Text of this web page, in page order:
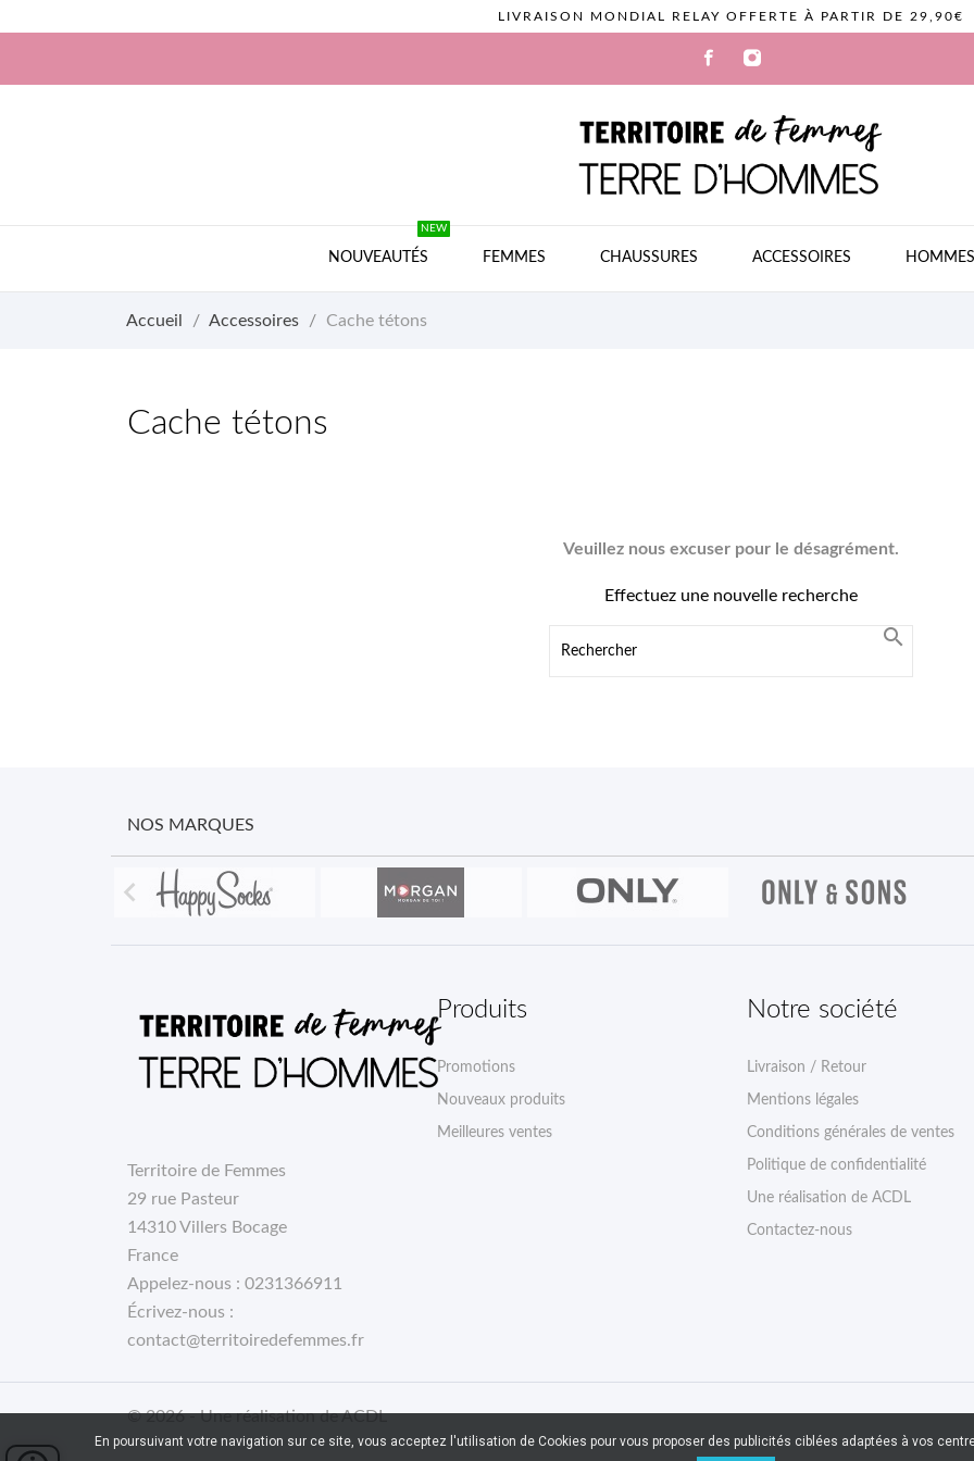
LIVRAISON MONDIAL RELAY OFFERTE À PARTIR DE 29,90€
NOUVEAUTÉS
NEW
FEMMES CHAUSSURES ACCESSOIRES HOMMES
Accueil Accessoires Cache tétons
Cache tétons
Veuillez nous excuser pour le désagrément.
Effectuez une nouvelle recherche

NOS MARQUES

Territoire de Femmes
29 rue Pasteur
14310 Villers Bocage
France
Appelez-nous : 0231366911
Écrivez-nous :
contact@territoiredefemmes.fr
Produits
Promotions
Nouveaux produits
Meilleures ventes
Notre société
Livraison / Retour
Mentions légales
Conditions générales de ventes
Politique de confidentialité
Une réalisation de ACDL
Contactez-nous
© 2026 - Une réalisation de ACDL
En poursuivant votre navigation sur ce site, vous acceptez l'utilisation de Cookies pour vous proposer des publicités ciblées adaptées à vos